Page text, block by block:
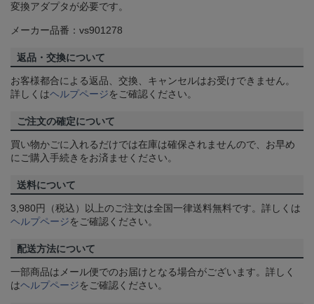
変換アダプタが必要です。
メーカー品番：vs901278
返品・交換について
お客様都合による返品、交換、キャンセルはお受けできません。
詳しくはヘルプページをご確認ください。
ご注文の確定について
買い物かごに入れるだけでは在庫は確保されませんので、お早め
にご購入手続きをお済ませください。
送料について
3,980円（税込）以上のご注文は全国一律送料無料です。詳しくは
ヘルプページをご確認ください。
配送方法について
一部商品はメール便でのお届けとなる場合がございます。詳しく
はヘルプページをご確認ください。